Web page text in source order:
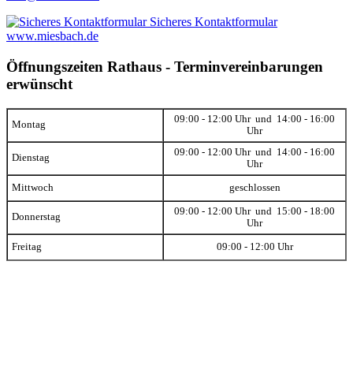
Sicheres Kontaktformular
www.miesbach.de
Öffnungszeiten Rathaus - Terminvereinbarungen
erwünscht
Montag
09:00 - 12:00 Uhr und 14:00 - 16:00
Uhr
Dienstag
09:00 - 12:00 Uhr und 14:00 - 16:00
Uhr
Mittwoch geschlossen
Donnerstag
09:00 - 12:00 Uhr und 15:00 - 18:00
Uhr
Freitag 09:00 - 12:00 Uhr